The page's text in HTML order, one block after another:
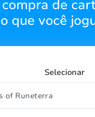
de
que você
Selecionar